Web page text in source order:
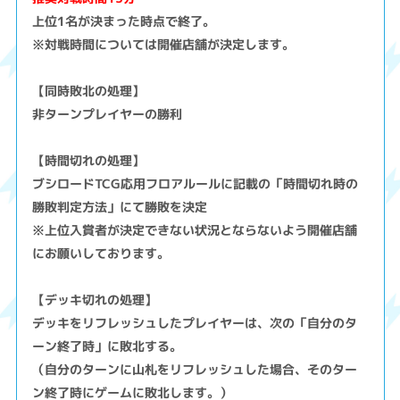
上位1名が決まった時点で終了。
※対戦時間については開催店舗が決定します。
【同時敗北の処理】
非ターンプレイヤーの勝利
【時間切れの処理】
ブシロードTCG応用フロアルールに記載の「時間切れ時の
勝敗判定方法」にて勝敗を決定
※上位入賞者が決定できない状況とならないよう開催店舗
にお願いしております。
【デッキ切れの処理】
デッキをリフレッシュしたプレイヤーは、次の「自分のタ
ーン終了時」に敗北する。
（自分のターンに山札をリフレッシュした場合、そのター
ン終了時にゲームに敗北します。）